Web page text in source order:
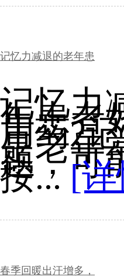
记忆力减退的老年患
记忆力
年患者
用药?
是老年
题，可
按...[
春季回暖出汗增多，